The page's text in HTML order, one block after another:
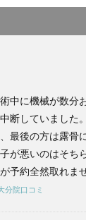
中に機械が数分
断していました
最後の方は露骨
が悪いのはそち
予約全然取れませ
分院口コミ